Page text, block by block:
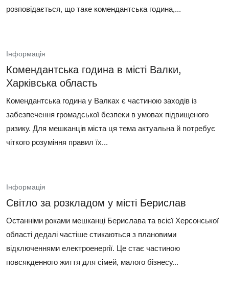
розповідається, що таке комендантська година,...
Інформація
Комендантська година в місті Валки,
Харківська область
Комендантська година у Валках є частиною заходів із
забезпечення громадської безпеки в умовах підвищеного
ризику. Для мешканців міста ця тема актуальна й потребує
чіткого розуміння правил їх...
Інформація
Світло за розкладом у місті Берислав
Останніми роками мешканці Берислава та всієї Херсонської
області дедалі частіше стикаються з плановими
відключеннями електроенергії. Це стає частиною
повсякденного життя для сімей, малого бізнесу...